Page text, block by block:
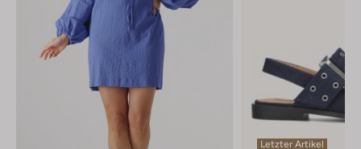
Letzter Artikel